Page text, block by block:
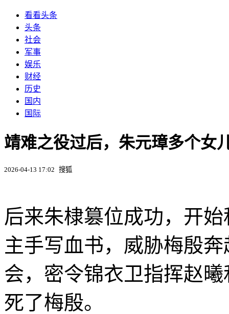
看看头条
头条
社会
军事
娱乐
财经
历史
国内
国际
靖难之役过后，朱元璋多个女
2026-04-13 17:02 搜狐
后来朱棣篡位成功，开
主手写血书，威胁梅殷
会，密令锦衣卫指挥赵
死了梅殷。